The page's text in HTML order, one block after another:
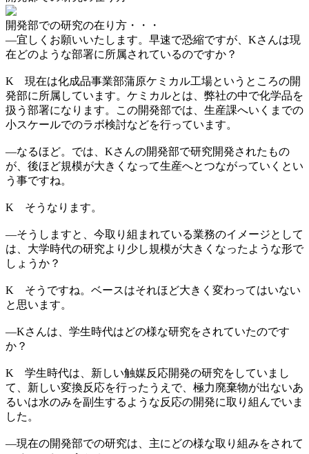
開発部での研究の在り方・・・
―宜しくお願いいたします。早速で恐縮ですが、Kさんは現
在どのような部署に所属されているのですか？
K 現在は化成品事業部蒲原ケミカル工場というところの開
発部に所属しています。ケミカルとは、弊社の中で化学品を
扱う部署になります。この開発部では、生産課へいくまでの
小スケールでのラボ検討などを行っています。
―なるほど。では、Kさんの開発部で研究開発されたもの
が、後ほど規模が大きくなって生産へとつながっていくとい
う事ですね。
K そうなります。
―そうしますと、今取り組まれている業務のイメージとして
は、大学時代の研究より少し規模が大きくなったような形で
しょうか？
K そうですね。ベースはそれほど大きく変わってはいない
と思います。
―Kさんは、学生時代はどの様な研究をされていたのです
か？
K 学生時代は、新しい触媒反応開発の研究をしていまし
て、新しい変換反応を行ったうえで、極力廃棄物が出ないあ
るいは水のみを副生するような反応の開発に取り組んでいま
した。
―現在の開発部での研究は、主にどの様な取り組みをされて